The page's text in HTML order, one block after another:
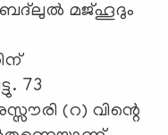
ബദ്‌ലുല്‍ മജ്ഹൂദും
73
(റ) വിന്റെ